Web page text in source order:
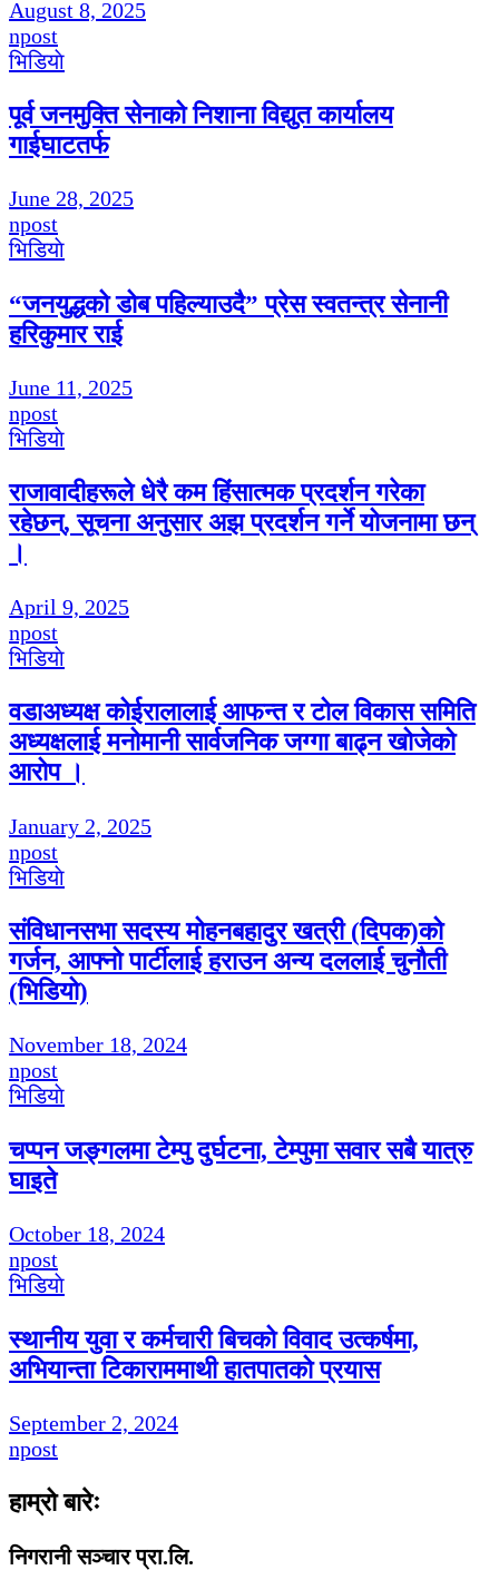
August 8, 2025
npost
भिडियाे
पूर्व जनमुक्ति सेनाको निशाना विद्युत कार्यालय
गाईघाटतर्फ
June 28, 2025
npost
भिडियाे
“जनयुद्धको डोब पहिल्याउदै” प्रेस स्वतन्त्र सेनानी
हरिकुमार राई
June 11, 2025
npost
भिडियाे
राजावादीहरूले धेरै कम हिंसात्मक प्रदर्शन गरेका
रहेछन्, सूचना अनुसार अझ प्रदर्शन गर्ने योजनामा छन्
।
April 9, 2025
npost
भिडियाे
वडाअध्यक्ष कोईरालालाई आफन्त र टोल विकास समिति
अध्यक्षलाई मनोमानी सार्वजनिक जग्गा बाढ्न खोजेको
आरोप ।
January 2, 2025
npost
भिडियाे
संविधानसभा सदस्य मोहनबहादुर खत्री (दिपक)को
गर्जन, आफ्नो पार्टीलाई हराउन अन्य दललाई चुनौती
(भिडियो)
November 18, 2024
npost
भिडियाे
चप्पन जङ्गलमा टेम्पु दुर्घटना, टेम्पुमा सवार सबै यात्रु
घाइते
October 18, 2024
npost
भिडियाे
स्थानीय युवा र कर्मचारी बिचको विवाद उत्कर्षमा,
अभियान्ता टिकाराममाथी हातपातको प्रयास
September 2, 2024
npost
हाम्रो बारेः
निगरानी सञ्चार प्रा.लि.